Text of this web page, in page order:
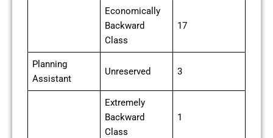
Economically
Backward
Class
17
Planning
Assistant
Unreserved 3
Extremely
Backward
Class
1